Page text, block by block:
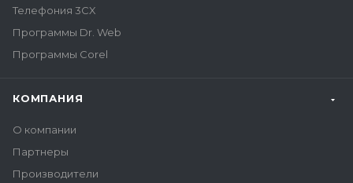
Телефония 3CX
Программы Dr. Web
Программы Corel
КОМПАНИЯ
О компании
Партнеры
Производители